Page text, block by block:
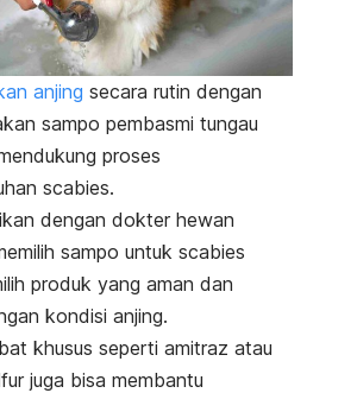
anjing secara rutin dengan
sampo pembasmi tungau
proses
scabies.
dengan dokter hewan
sampo untuk scabies
produk yang aman dan
kondisi anjing.
khusus seperti amitraz atau
juga bisa membantu